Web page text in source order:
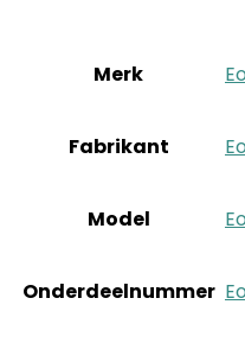
Merk
Fabrikant
Model
Onderdeelnummer